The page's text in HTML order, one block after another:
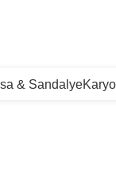
& Sandalye